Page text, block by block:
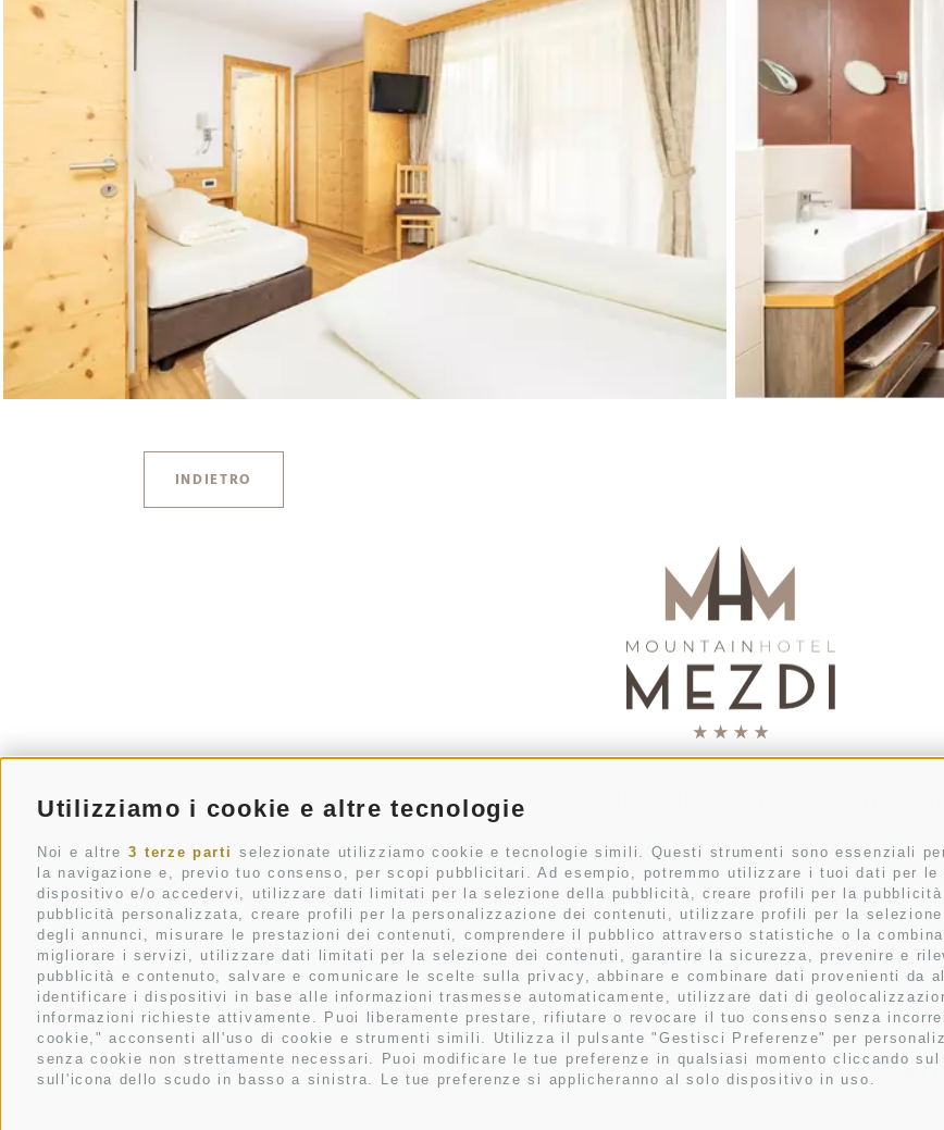
Utilizziamo i cookie e altre tecnologie
Noi e altre 3 terze parti selezionate utilizziamo cookie e tecnologie simili. Questi strumenti sono essenziali
la navigazione e, previo tuo consenso, per scopi pubblicitari. Ad esempio, potremmo utilizzare i tuoi dati per
dispositivo e/o accedervi, utilizzare dati limitati per la selezione della pubblicità, creare profili per la
pubblicità personalizzata, creare profili per la personalizzazione dei contenuti, utilizzare profili per la
degli annunci, misurare le prestazioni dei contenuti, comprendere il pubblico attraverso statistiche o la
migliorare i servizi, utilizzare dati limitati per la selezione dei contenuti, garantire la sicurezza, prevenire e
pubblicità e contenuto, salvare e comunicare le scelte sulla privacy, abbinare e combinare dati provenienti
identificare i dispositivi in base alle informazioni trasmesse automaticamente, utilizzare dati di
informazioni richieste attivamente. Puoi liberamente prestare, rifiutare o revocare il tuo consenso senza
cookie," acconsenti all'uso di cookie e strumenti simili. Utilizza il pulsante "Gestisci Preferenze" per
senza cookie non strettamente necessari. Puoi modificare le tue preferenze in qualsiasi momento cliccando
sull'icona dello scudo in basso a sinistra. Le tue preferenze si applicheranno al solo dispositivo in uso.
INDIETRO
Str. Pecëi 20
+39 0471 836 079
info@mezdi.it
Il rifugio in montagna su cui hai sempre fantasticato. Un’esclusiva destinazione di villeggiatura,
Un luogo di grande impatto nel cuore dell’Alta Badia e delle straordinarie Dolomiti. Il Mountain Hotel
CAMERE GIOIE DEL PALATO WELLNESS ATTIVITÀ